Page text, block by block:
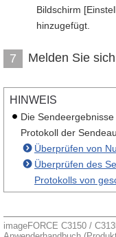
Bildschirm
hinzugefügt.
7 Melden Sie
HINWEIS
Die
Protokoll der
Überprüfen von
Überprüfen des
Protokolls von
imageFORCE C3150 /